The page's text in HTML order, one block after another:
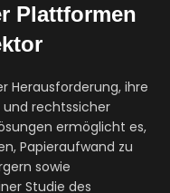
Plattformen
Herausforderung, ihre
rechtssicher
ermöglicht es,
Papieraufwand zu
sowie
Studie des